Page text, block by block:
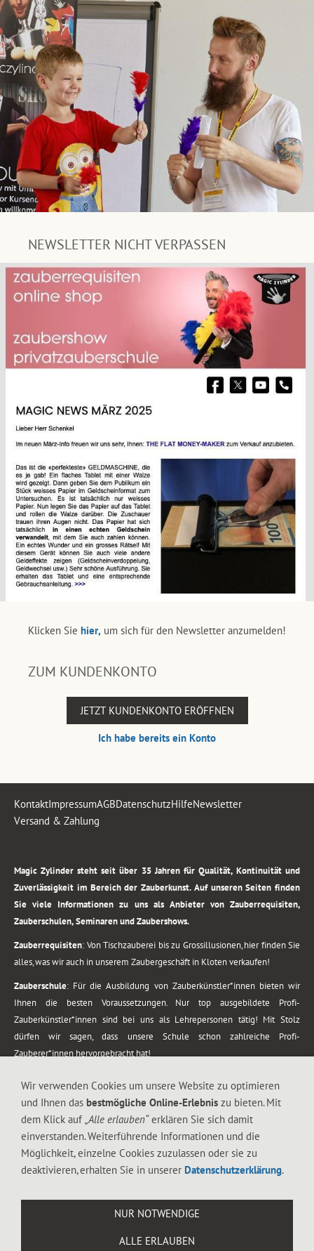
NEWSLETTER NICHT VERPASSEN
Klicken Sie hier, um sich für den Newsletter anzumelden!
ZUM KUNDENKONTO
JETZT KUNDENKONTO ERÖFFNEN
Ich habe bereits ein Konto
KontaktImpressumAGBDatenschutzHilfeNewsletter
Versand & Zahlung
Magic Zylinder steht seit über 35 Jahren für Qualität, Kontinuität und
Zuverlässigkeit im Bereich der Zauberkunst. Auf unseren Seiten finden
Sie viele Informationen zu uns als Anbieter von Zauberrequisiten,
Zauberschulen, Seminaren und Zaubershows.
Zauberrequisiten: Von Tischzauberei bis zu Grossillusionen, hier finden Sie
alles, was wir auch in unserem Zaubergeschäft in Kloten verkaufen!
Zauberschule: Für die Ausbildung von Zauberkünstler*innen bieten wir
Ihnen die besten Voraussetzungen. Nur top ausgebildete Profi-
Zauberkünstler*innen sind bei uns als Lehrepersonen tätig! Mit Stolz
dürfen wir sagen, dass unsere Schule schon zahlreiche Profi-
Zauberer*innen hervorgebracht hat!
vom Kinderprogramm bis zur Tischzauberei. Lassen Sie sich faszinieren von
meiner Zauber-Sprech-Show, angerührt mit sprachlichen Sequenzen,
gewürzt mit Gags und visuellen Illusionen wie Kaninchen, Vasen, Seilen,
Flughafenstrasse 4, 8302 Kloten
Wir verwenden Cookies um unsere Website zu optimieren
und Ihnen das bestmögliche Online-Erlebnis zu bieten. Mit
dem Klick auf „Alle erlauben“erklären Sie sich damit
einverstanden. Weiterführende Informationen und die
Möglichkeit, einzelne Cookies zuzulassen oder sie zu
deaktivieren, erhalten Sie in unserer Datenschutzerklärung.
NUR NOTWENDIGE
ALLE ERLAUBEN